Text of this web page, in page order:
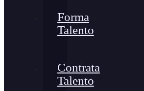
Forma
Talento
Contrata
Talento